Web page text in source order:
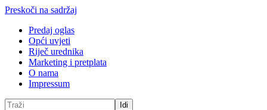
Preskoči na sadržaj
Predaj oglas
Opći uvjeti
Riječ urednika
Marketing i pretplata
O nama
Impressum
Idi